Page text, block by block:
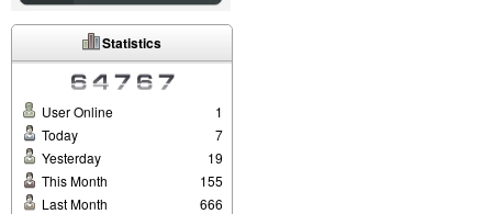
Statistics
User Online
1
Today
7
Yesterday
19
This Month
155
Last Month
666